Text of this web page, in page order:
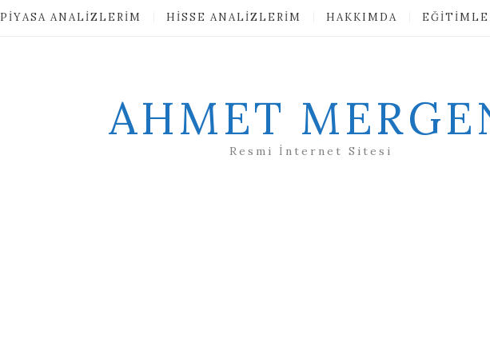
PIYASA ANALIZLERIM HISSE ANALIZLERIM HAKKIMDA
AHMET
Resmi İnternet Sitesi